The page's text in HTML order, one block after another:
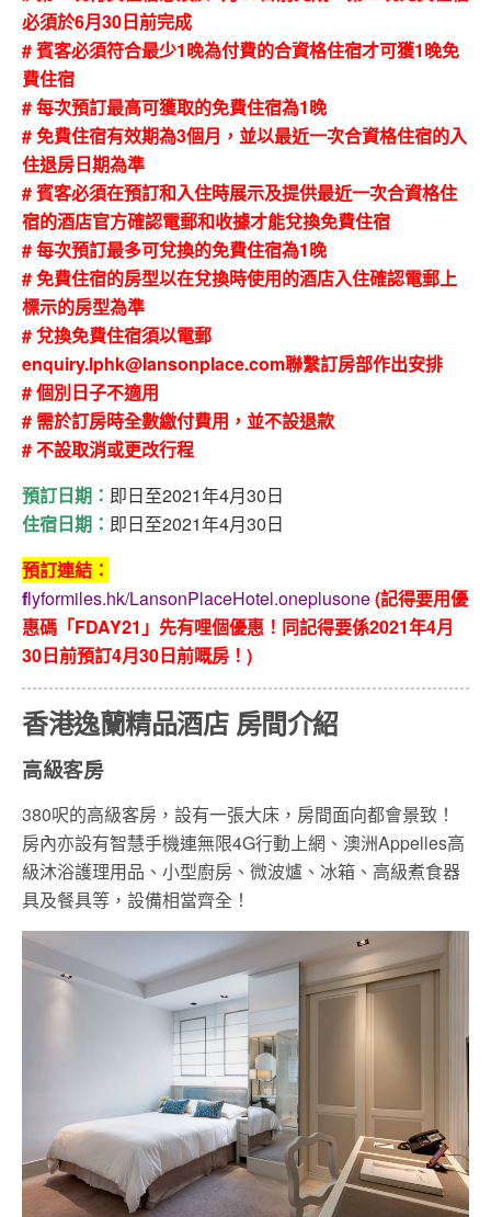
必須於6月30日前完成
# 賓客必須符合最少1晚為付費的合資格住宿才可獲1晚免
費住宿
# 每次預訂最高可獲取的免費住宿為1晚
# 免費住宿有效期為3個月，並以最近一次合資格住宿的入
住退房日期為準
# 賓客必須在預訂和入住時展示及提供最近一次合資格住
宿的酒店官方確認電郵和收據才能兌換免費住宿
# 每次預訂最多可兌換的免費住宿為1晚
# 免費住宿的房型以在兌換時使用的酒店入住確認電郵上
標示的房型為準
# 兌換免費住宿須以電郵
enquiry.lphk@lansonplace.com聯繫訂房部作出安排
# 個別日子不適用
# 需於訂房時全數繳付費用，並不設退款
# 不設取消或更改行程
預訂日期： 即日至2021年4月30日
住宿日期： 即日至2021年4月30日
預訂連結：
flyformiles.hk/LansonPlaceHotel.oneplusone(記得要用優
惠碼「FDAY21」先有哩個優惠！同記得要係2021年4月
30日前預訂4月30日前嘅房！)
香港逸蘭精品酒店 房間介紹
高級客房
380呎的高級客房，設有一張大床，房間面向都會景致！
房內亦設有智慧手機連無限4G行動上網、澳洲Appelles高
級沐浴護理用品、小型廚房、微波爐、冰箱、高級煮食器
具及餐具等，設備相當齊全！